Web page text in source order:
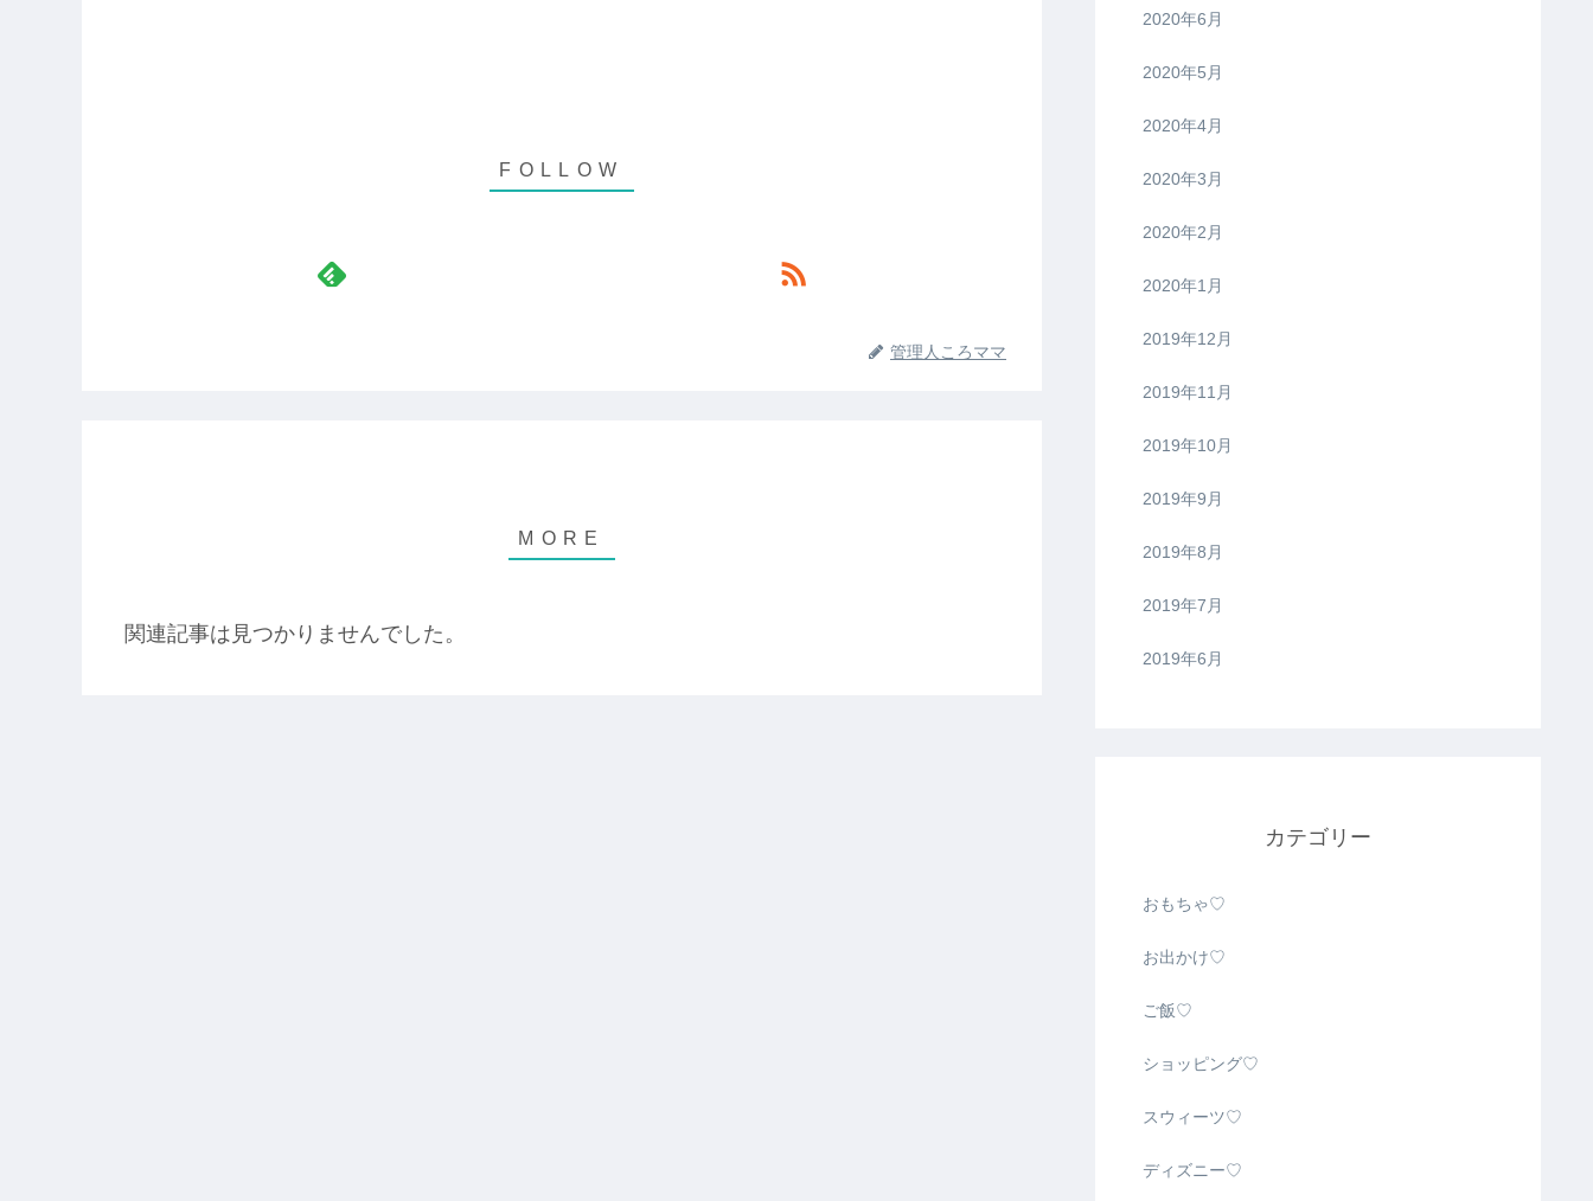
管理人ころママ
関連記事は見つかりませんでした。
2020年6月
2020年5月
2020年4月
2020年3月
2020年2月
2020年1月
2019年12月
2019年11月
2019年10月
2019年9月
2019年8月
2019年7月
2019年6月
カテゴリー
おもちゃ♡
お出かけ♡
ご飯♡
ショッピング♡
スウィーツ♡
ディズニー♡